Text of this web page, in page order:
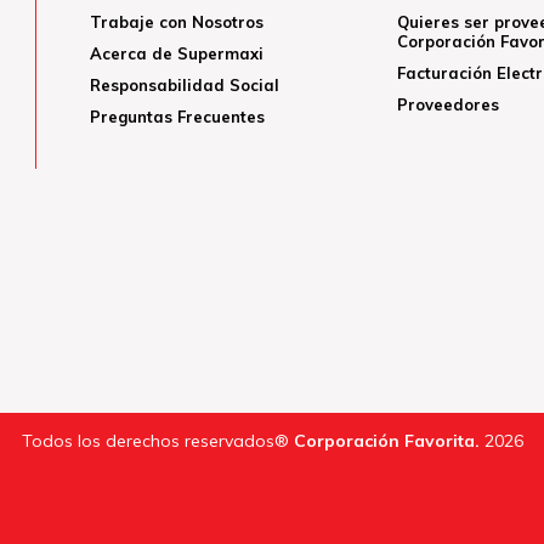
Trabaje con Nosotros
Acerca de Supermaxi
Responsabilidad Social
Preguntas Frecuentes
Quieres ser
Corporación
Facturación
Proveedores
Todos los derechos reservados® Corporación Favorita. 2026